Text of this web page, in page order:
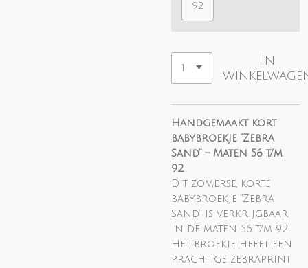
92
In
Handgemaakt kort
babybroekje “Zebra
Sand” – Maten 56 t/m
92
Dit zomerse, korte
babybroekje “Zebra
Sand” is verkrijgbaar
in de maten 56 t/m 92.
Het broekje heeft een
prachtige zebraprint